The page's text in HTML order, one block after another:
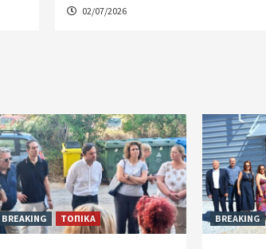
02/07/2026
BREAKING ΤΟΠΙΚΑ BREAKING